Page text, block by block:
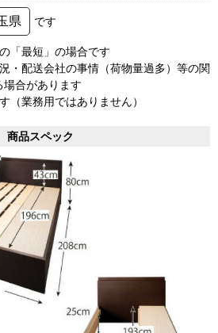
県 です
「最短」の場合です
・配送会社の事情（荷物量過多）等の関
合があります
（業務用ではありません）
商品スペック